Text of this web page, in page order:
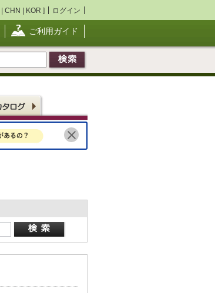
| CHN | KOR ] ログイン
ご利用ガイド